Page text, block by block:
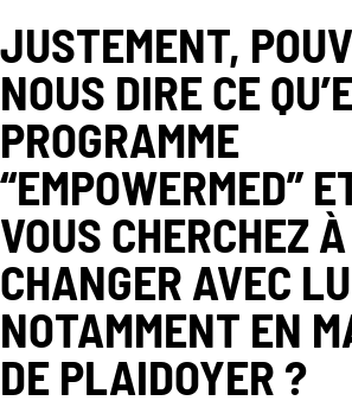
JUSTEMENT,
NOUS DIRE CE
PROGRAMME
“EMPOWERMED”
VOUS CHERCHEZ À
CHANGER AVEC
NOTAMMENT EN
DE PLAIDOYER ?